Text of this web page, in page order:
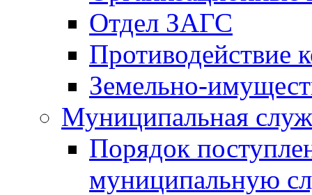
Отдел ЗАГС
Противодействие
Земельно-
Муниципальная
Порядок
муниципальную